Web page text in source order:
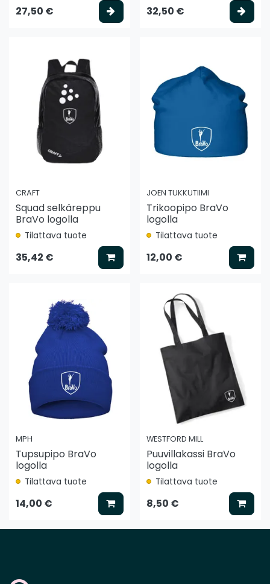
27,50 € Valitse vaihtoehto
32,50 €
CRAFT
Squad selkäreppu
BraVo logolla
Tilattava tuote
35,42 € Lisää koriin
JOEN TUKKUTIIMI
Trikoopipo BraVo
logolla
Tilattava tuote
12,00 €
MPH
Tupsupipo BraVo
logolla
Tilattava tuote
14,00 € Lisää koriin
WESTFORD MILL
Puuvillakassi BraVo
logolla
Tilattava tuote
8,50 €